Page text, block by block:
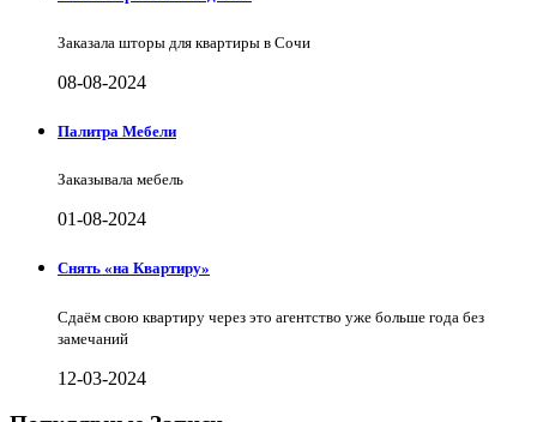
Заказала шторы для квартиры в Сочи
08-08-2024
Палитра Мебели
Заказывала мебель
01-08-2024
Снять «на Квартиру»
Сдаём свою квартиру через это агентство уже больше года без
замечаний
12-03-2024